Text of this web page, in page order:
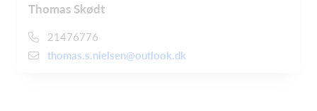
Thomas Skødt
21476776
thomas.s.nielsen@outlook.dk